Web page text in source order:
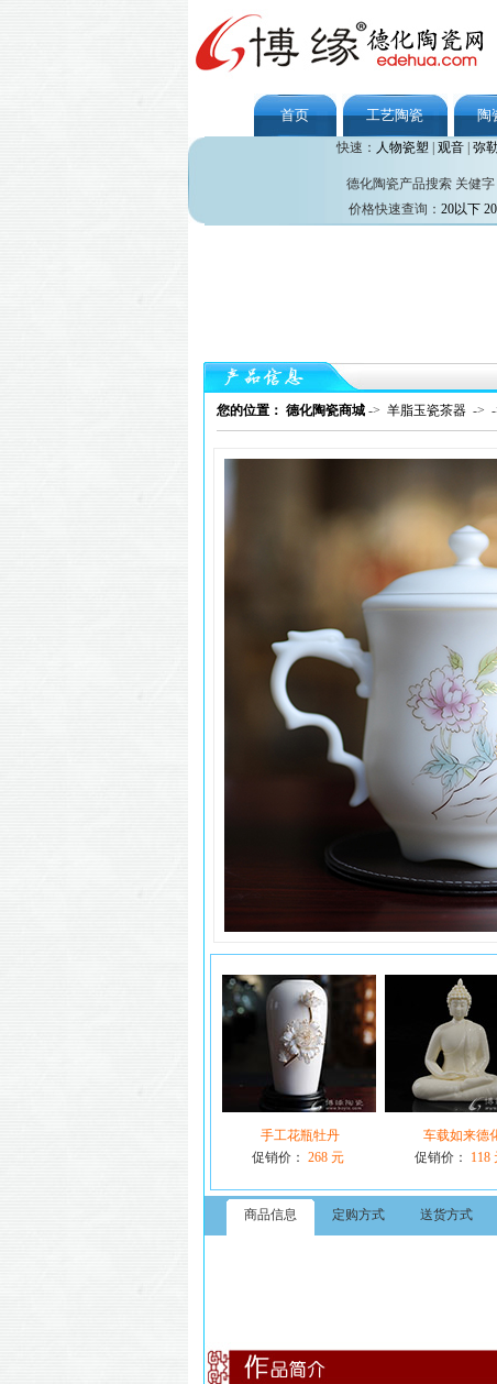
首页 工艺陶瓷 陶
快速： 人物瓷塑 观音| 弥
德化陶瓷产品搜索 关健字
价格快速查询： 20以下
您的位置： 德化陶瓷商城 -> 羊脂玉瓷茶器 ->
手工花瓶牡丹
促销价： 268 元
车载如来德
促销价：
118
商品信息 定购方式 送货方式